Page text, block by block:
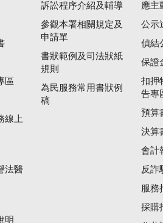
區
線上
法醫
明
訴訟程序介紹及輔導
參觀本署相關規定及
申請單
書狀範例及司法狀紙
規則
為民服務常用書狀例
稿
應主
公示
偵結
保證
扣押
告專
預算
決算
會計
反詐
服務
採購